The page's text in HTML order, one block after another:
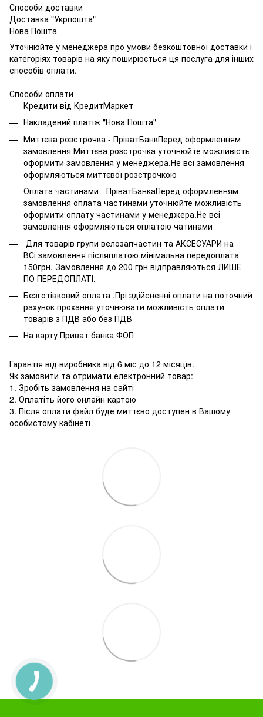
Способи доставки
Доставка "Укрпошта"
Нова Пошта
Уточнюйте у менеджера про умови безкоштовної доставки і
категоріях товарів на яку поширюється ця послуга для інших
способів оплати.
Способи оплати
Кредити від КредитМаркет
Накладений платіж "Нова Пошта"
Миттєва розстрочка - ПріватБанкПеред оформленням
замовлення Миттєва розстрочка уточнюйте можливість
оформити замовлення у менеджера.Не всі замовлення
оформляються миттєвої розстрочкою
Оплата частинами - ПріватБанкаПеред оформленням
замовлення оплата частинами уточнюйте можливість
оформити оплату частинами у менеджера.Не всі
замовлення оформляються оплатою чатинами
Для товарів групи велозапчастин та АКСЕСУАРИ на
ВСі замовлення післяплатою мінімальна передоплата
150грн. Замовлення до 200 грн відправляються ЛИШЕ
ПО ПЕРЕДОПЛАТІ.
Безготівковий оплата .Прі здійсненні оплати на поточний
рахунок прохання уточнювати можливість оплати
товарів з ПДВ або без ПДВ
На карту Приват банка ФОП
Гарантія від виробника від 6 міс до 12 місяців.
Як замовити та отримати електронний товар:
1. Зробіть замовлення на сайті
2. Оплатіть його онлайн картою
3. Після оплати файл буде миттєво доступен в Вашому
особистому кабінеті